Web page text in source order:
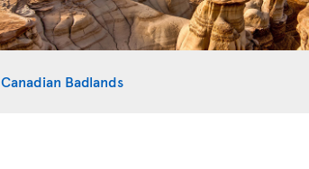
Canadian Badlands